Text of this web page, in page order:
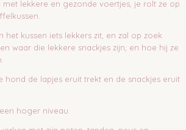
met lekkere en gezonde voertjes, je rolt ze op
het kussen iets lekkers zit, en zal op zoek
waar die lekkere snackjes zijn, en hoe hij ze
hond de lapjes eruit trekt en de snackjes eruit
hoger niveau.